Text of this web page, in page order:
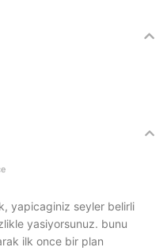
yapicaginiz seyler belirli
yasiyorsunuz. bunu
ilk once bir plan